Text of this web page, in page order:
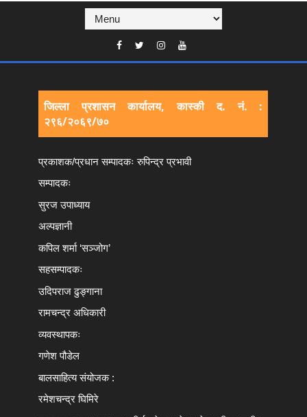
जिल्ला प्रशासन कार्यालय, कास्की द. नं. :
२९६/२०६९/७०
प्रकाशक/प्रधान सम्पादकः रुपिन्द्र प्रभावी
सम्पादकः
सुरज उपाध्याय
अल्पज्ञानी
कपिल शर्मा ‘सञ्जोग’
सहसम्पादकः
उदिपराज ढुङ्‍गाना
रामचन्द्र अधिकारी
व्यवस्थापकः
गणेश पौडेल
बालसाहित्य संयोजक :
रमेशचन्द्र घिमिरे